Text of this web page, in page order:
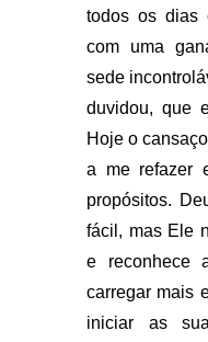
todos os dias
com uma
sede
duvidou, que
Hoje o
a me refazer
propósitos.
fácil, mas Ele
e reconhece
carregar mais
iniciar as